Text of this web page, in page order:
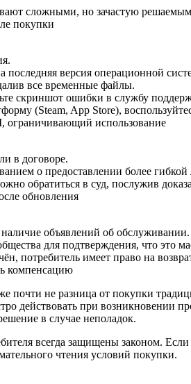
сложными, но зачастую
покупки
последняя версия операционной
все временные файлы.
скриншот ошибки в службу
(Steam, App Store),
использование
в договоре.
о предоставлении более
обратиться в суд, послужив
обновления
объявлений об обслуживании.
для подтверждения, что это
потребитель имеет право на
компенсацию
почти не разница от покупки
действовать при возникновении
в случае неполадок.
всегда защищены законом.
чтения условий покупки.